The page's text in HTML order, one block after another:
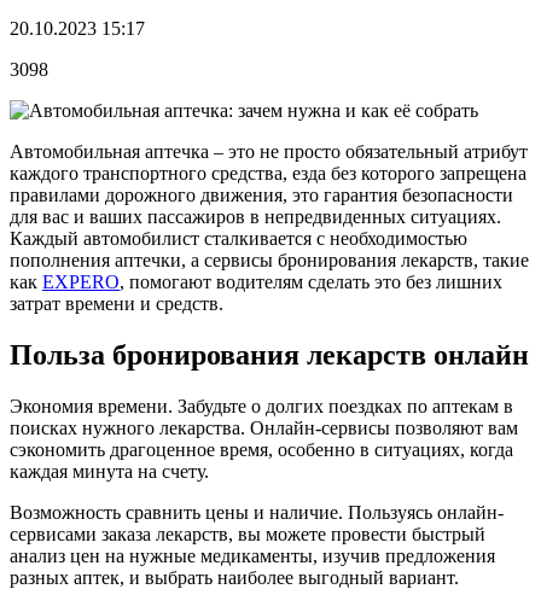
20.10.2023 15:17
3098
Автомобильная аптечка – это не просто обязательный атрибут
каждого транспортного средства, езда без которого запрещена
правилами дорожного движения, это гарантия безопасности
для вас и ваших пассажиров в непредвиденных ситуациях.
Каждый автомобилист сталкивается с необходимостью
пополнения аптечки, а сервисы бронирования лекарств, такие
как EXPERO, помогают водителям сделать это без лишних
затрат времени и средств.
Польза бронирования лекарств онлайн
Экономия времени. Забудьте о долгих поездках по аптекам в
поисках нужного лекарства. Онлайн-сервисы позволяют вам
сэкономить драгоценное время, особенно в ситуациях, когда
каждая минута на счету.
Возможность сравнить цены и наличие. Пользуясь онлайн-
сервисами заказа лекарств, вы можете провести быстрый
анализ цен на нужные медикаменты, изучив предложения
разных аптек, и выбрать наиболее выгодный вариант.